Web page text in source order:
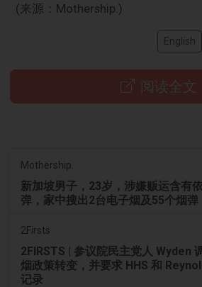
(来源：Mothership.)
English
阅读全文
Mothership.
新加坡男子，23岁，涉嫌贩运含有
弹，家中搜出2台电子烟及55个烟弹
2Firsts
2FIRSTS | 参议院民主党人 Wyden
烟政策转变，并要求 HHS 和
记录